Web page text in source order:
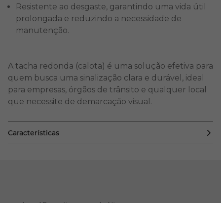
Resistente ao desgaste, garantindo uma vida útil
prolongada e reduzindo a necessidade de
manutenção.
A tacha redonda (calota) é uma solução efetiva para
quem busca uma sinalização clara e durável, ideal
para empresas, órgãos de trânsito e qualquer local
que necessite de demarcação visual.
Características